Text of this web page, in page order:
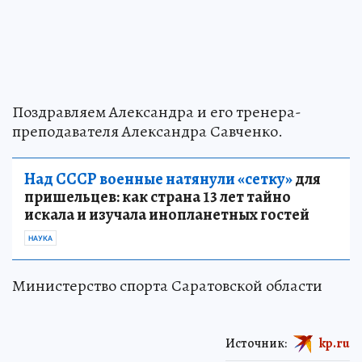
Поздравляем Александра и его тренера-
преподавателя Александра Савченко.
Над СССР военные натянули «сетку»для
пришельцев: как страна 13 лет тайно
искала и изучала инопланетных гостей